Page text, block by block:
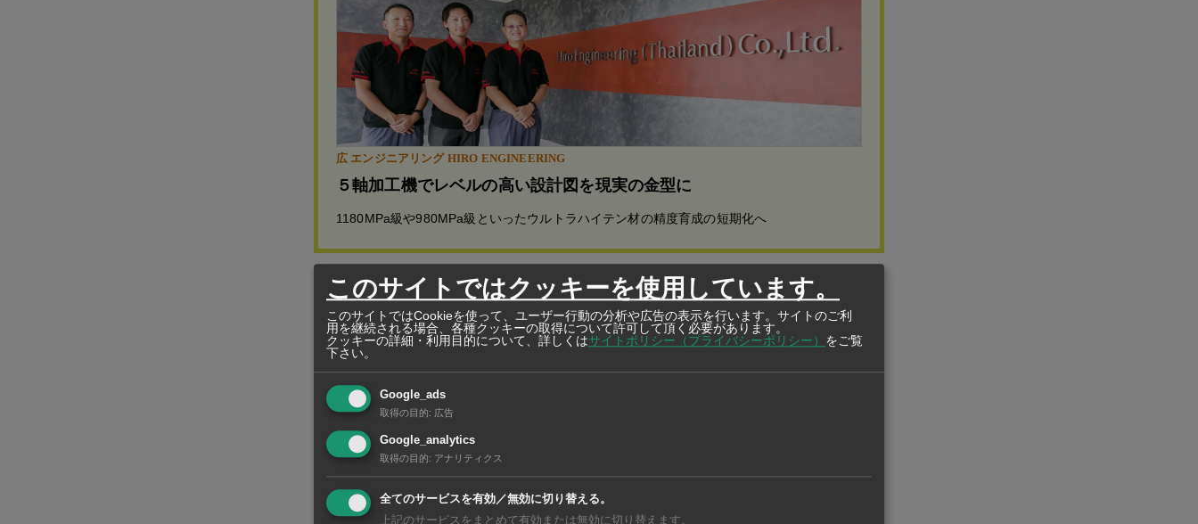
広 エンジニアリング HIRO ENGINEERING
５軸加工機でレベルの高い設計図を現実の金型に
1180MPa級や980MPa級といったウルトラハイテン材の精度育成の短期化へ
大統領は起工式でのスピーチで、国内の投資家がヌサンタラへの投資に消極的だと述
べ、同ホテルが投資の起爆剤になることに期待を示した。
ヌサンタラへの遷都は昨年1月、国会で可決された。首都ジャカルタがあるジャワ島が過
密状態にあり、地震などの災害も多いことが理由。開発面積は2561平方キロメートル
で、来年までに移転作業を開始し、45年までに移転を完了する計画だ。来年10月で任期
満了となるジョコ大統領は来年8月17日のインドネシア独立記念日の式典をヌサンタラ
で開く意向を示している。
このサイトではクッキーを使用しています。
このサイトではCookieを使って、ユーザー行動の分析や広告の表示を行います。サイトのご利
用を継続される場合、各種クッキーの取得について許可して頂く必要があります。
クッキーの詳細・利用目的について、詳しくはサイトポリシー（プライバシーポリシー） をご覧
下さい。
Google_ads
取得の目的: 広告
Google_analytics
取得の目的: アナリティクス
全てのサービスを有効／無効に切り替える。
上記のサービスをまとめて有効または無効に切り替えます。